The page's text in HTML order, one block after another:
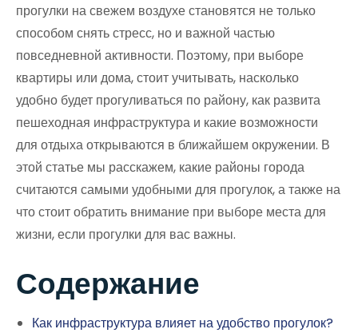
прогулки на свежем воздухе становятся не только
способом снять стресс, но и важной частью
повседневной активности. Поэтому, при выборе
квартиры или дома, стоит учитывать, насколько
удобно будет прогуливаться по району, как развита
пешеходная инфраструктура и какие возможности
для отдыха открываются в ближайшем окружении. В
этой статье мы расскажем, какие районы города
считаются самыми удобными для прогулок, а также на
что стоит обратить внимание при выборе места для
жизни, если прогулки для вас важны.
Содержание
Как инфраструктура влияет на удобство прогулок?